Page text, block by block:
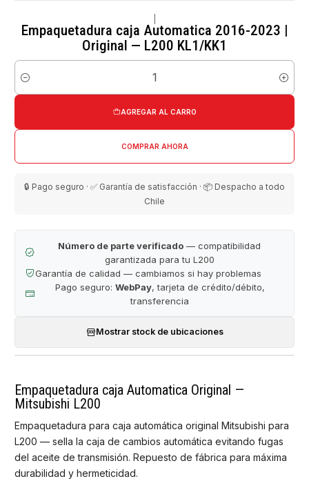
Empaquetadura caja Automatica 2016-2023 |
Original — L200 KL1/KK1
Cantidad
AGREGAR AL CARRO
COMPRAR AHORA
🔒 Pago seguro · ✅ Garantía de satisfacción · 📦 Despacho a todo
Chile
Número de parte verificado — compatibilidad
garantizada para tu L200
Garantía de calidad — cambiamos si hay problemas
Pago seguro: WebPay, tarjeta de crédito/débito,
transferencia
Mostrar stock de ubicaciones
Empaquetadura caja Automatica Original —
Mitsubishi L200
Empaquetadura para caja automática original Mitsubishi para
L200 — sella la caja de cambios automática evitando fugas
del aceite de transmisión. Repuesto de fábrica para máxima
durabilidad y hermeticidad.